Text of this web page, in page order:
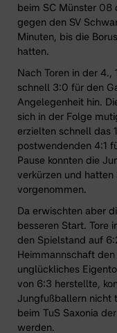
beim SC Münster 08
gegen den SV
Minuten, bis die
hatten.
Nach Toren in der 4.,
schnell 3:0 für den
Angelegenheit hin.
sich in der Folge
erzielten schnell das
postwendenden 4:1
Pause konnten die
verkürzen und
vorgenommen.
Da erwischten aber
besseren Start. Tore
den Spielstand auf
Heimmannschaft
unglückliches
von 6:3 herstellte,
Jungfußballern nicht
beim TuS Saxonia
werden.